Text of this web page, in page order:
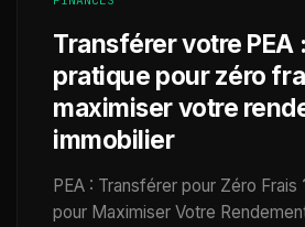
Transférer votre PEA
pratique pour zéro
maximiser votre
immobilier
PEA : Transférer pour Zéro Frais
pour Maximiser Votre